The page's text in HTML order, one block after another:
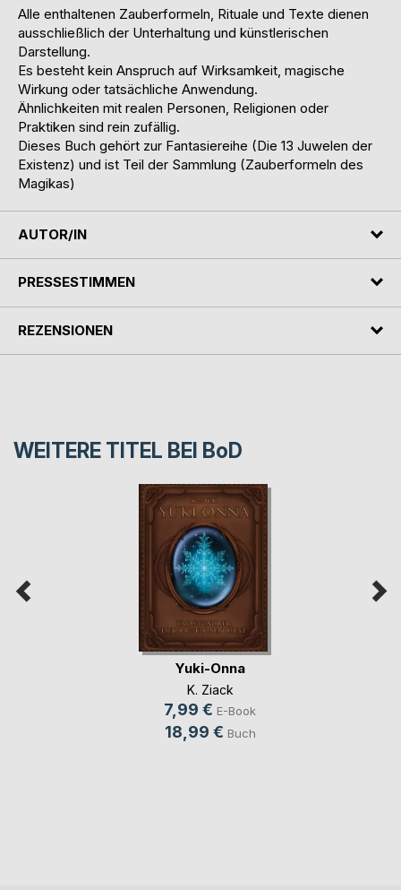
Alle enthaltenen Zauberformeln, Rituale und Texte dienen
ausschließlich der Unterhaltung und künstlerischen
Darstellung.
Es besteht kein Anspruch auf Wirksamkeit, magische
Wirkung oder tatsächliche Anwendung.
Ähnlichkeiten mit realen Personen, Religionen oder
Praktiken sind rein zufällig.
Dieses Buch gehört zur Fantasiereihe (Die 13 Juwelen der
Existenz) und ist Teil der Sammlung (Zauberformeln des
Magikas)
AUTOR/IN
PRESSESTIMMEN
REZENSIONEN
WEITERE TITEL BEI BoD
Yuki-Onna
K. Ziack
7,99 € E-Book
18,99 € Buch